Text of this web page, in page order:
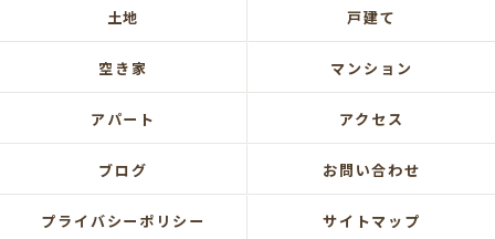
土地 戸建て
空き家 マンション
アパート アクセス
ブログ お問い合わせ
プライバシーポリシー サイトマップ